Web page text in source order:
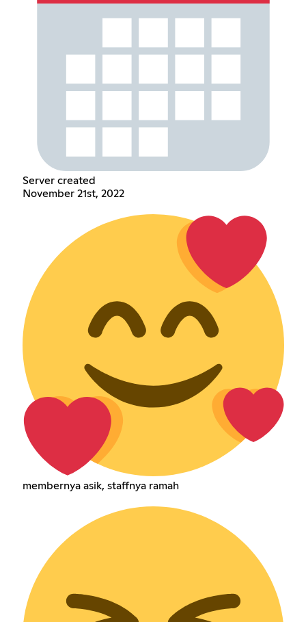
Server created
November 21st, 2022
membernya asik, staffnya ramah